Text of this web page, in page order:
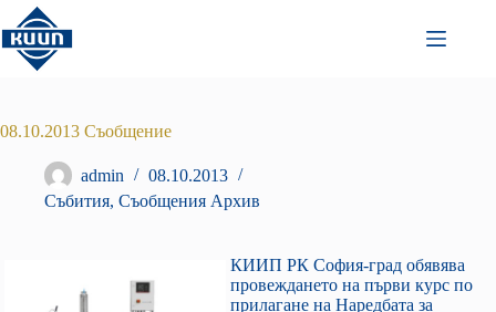
Преминаване
към
съдържанието
08.10.2013 Съобщение
admin
08.10.2013
Събития, Съобщения Архив
КИИП РК София-град обявява
провеждането на първи курс по
прилагане на Наредбата за